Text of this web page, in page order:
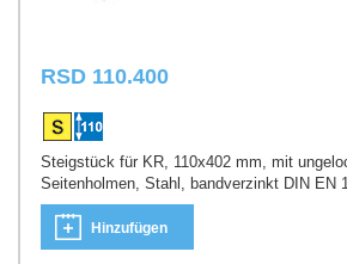
RSD 110.400
Steigstück für KR, 110x402 mm, mit
Seitenholmen, Stahl, bandverzinkt DIN EN
Hinzufügen